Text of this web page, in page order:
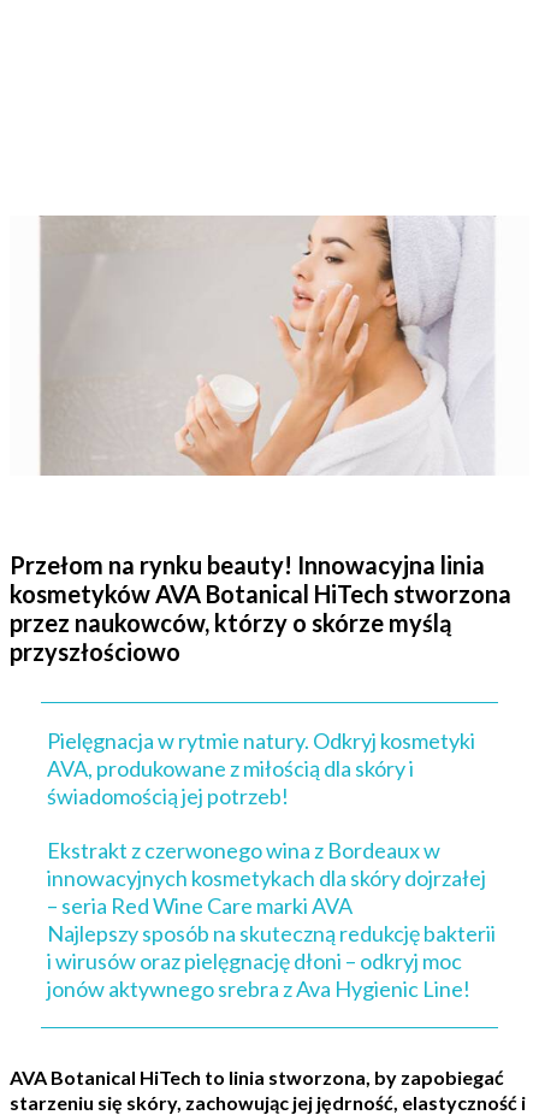
Przełom na rynku beauty! Innowacyjna linia
kosmetyków AVA Botanical HiTech stworzona
przez naukowców, którzy o skórze myślą
przyszłościowo
Pielęgnacja w rytmie natury. Odkryj kosmetyki
AVA, produkowane z miłością dla skóry i
świadomością jej potrzeb!
Ekstrakt z czerwonego wina z Bordeaux w
innowacyjnych kosmetykach dla skóry dojrzałej
– seria Red Wine Care marki AVA
Najlepszy sposób na skuteczną redukcję bakterii
i wirusów oraz pielęgnację dłoni – odkryj moc
jonów aktywnego srebra z Ava Hygienic Line!
AVA Botanical HiTech to linia stworzona, by zapobiegać
starzeniu się skóry, zachowując jej jędrność, elastyczność i